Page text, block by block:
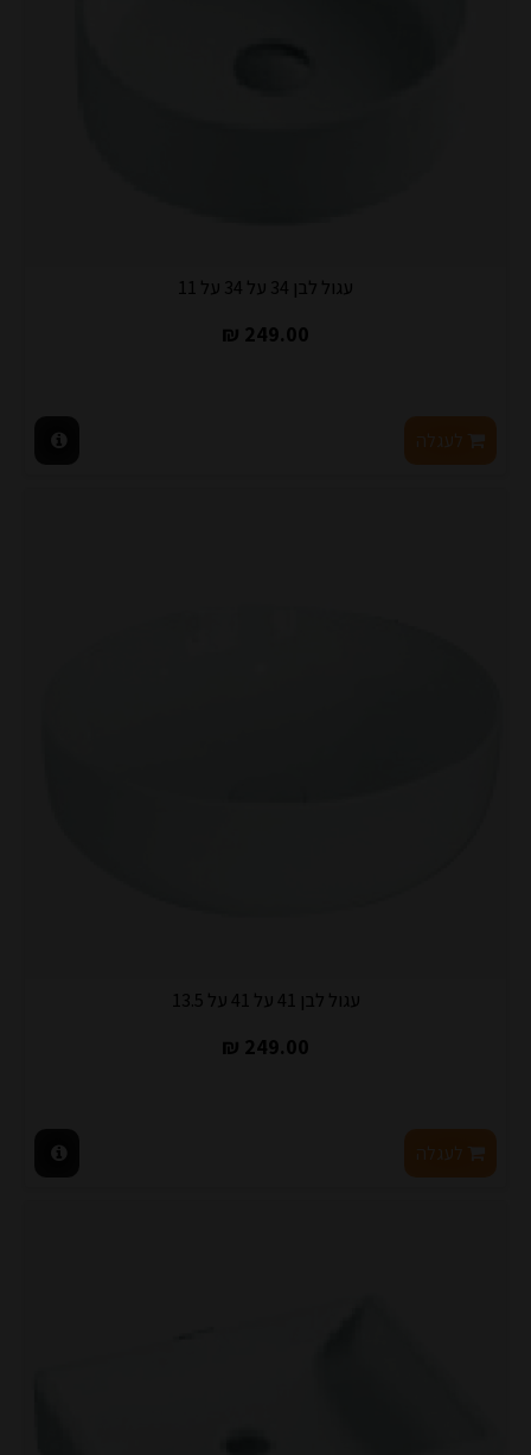
עגול לבן 34 על 34 על 11
249.00 ₪
לעגלה
עגול לבן 41 על 41 על 13.5
249.00 ₪
לעגלה